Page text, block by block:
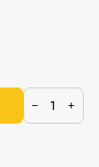
− +